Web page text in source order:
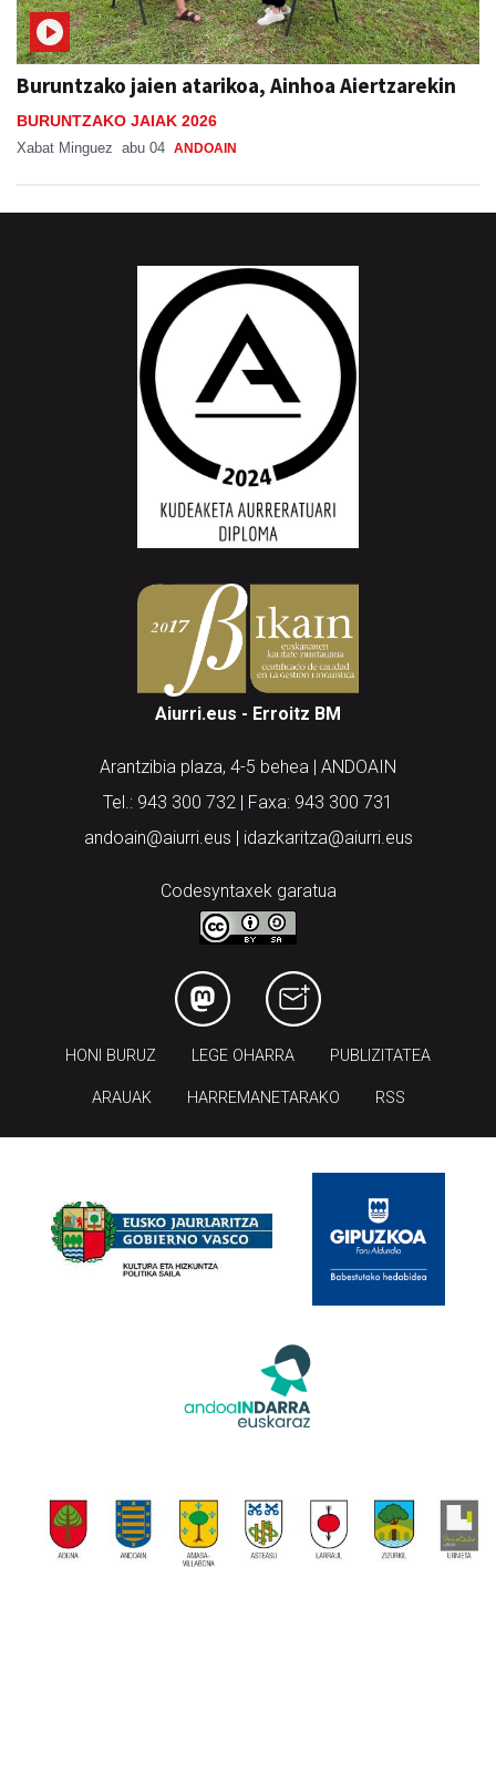
Buruntzako jaien atarikoa, Ainhoa Aiertzarekin
BURUNTZAKO JAIAK 2026
Xabat Minguez abu 04 ANDOAIN
Aiurri.eus - Erroitz BM
Arantzibia plaza, 4-5 behea | ANDOAIN
Tel.: 943 300 732 | Faxa: 943 300 731
andoain@aiurri.eus | idazkaritza@aiurri.eus
Codesyntaxek garatua
HONI BURUZ LEGE OHARRA PUBLIZITATEA
ARAUAK HARREMANETARAKO RSS